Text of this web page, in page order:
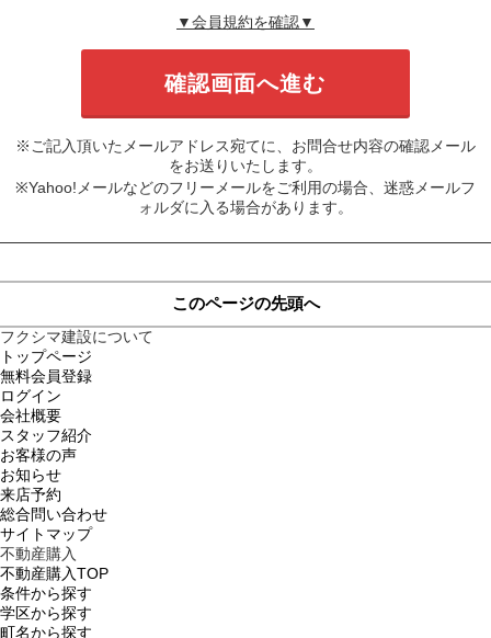
▼会員規約を確認▼
※ご記入頂いたメールアドレス宛てに、お問合せ内容の確認メール
をお送りいたします。
※Yahoo!メールなどのフリーメールをご利用の場合、迷惑メールフ
ォルダに入る場合があります。
このページの先頭へ
フクシマ建設について
トップページ
無料会員登録
ログイン
会社概要
スタッフ紹介
お客様の声
お知らせ
来店予約
総合問い合わせ
サイトマップ
不動産購入
不動産購入TOP
条件から探す
学区から探す
町名から探す